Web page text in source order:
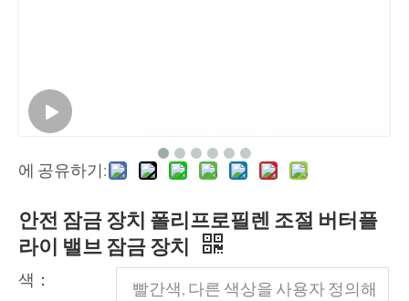
에 공유하기:
안전 잠금 장치 폴리프로필렌 조절 버터플
라이 밸브 잠금 장치
색：
빨간색, 다른 색상을 사용자 정의해